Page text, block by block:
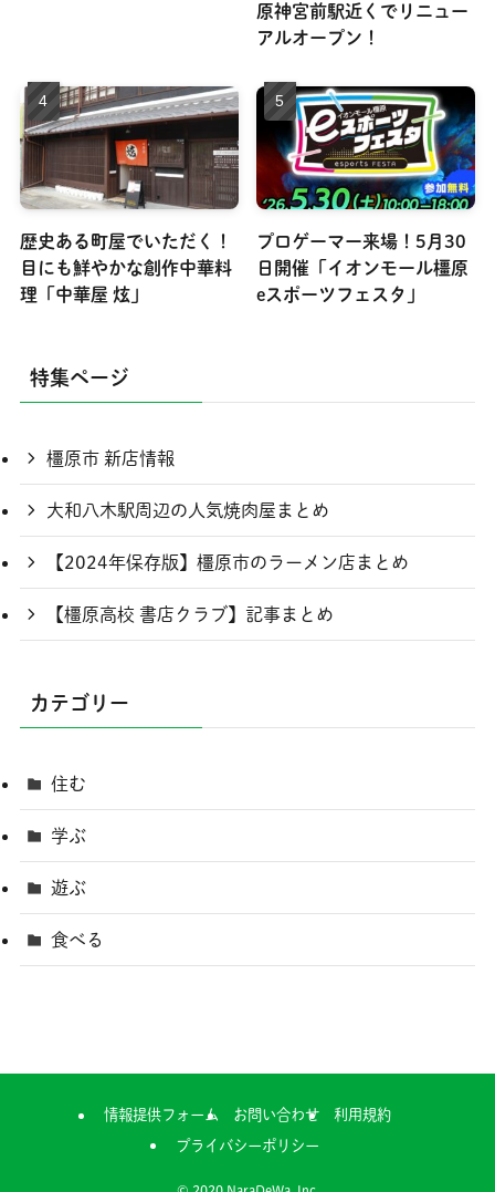
原神宮前駅近くでリニュー
アルオープン！
歴史ある町屋でいただく！
目にも鮮やかな創作中華料
理「中華屋 炫」
プロゲーマー来場！5月30
日開催「イオンモール橿原
eスポーツフェスタ」
特集ページ
橿原市 新店情報
大和八木駅周辺の人気焼肉屋まとめ
【2024年保存版】橿原市のラーメン店まとめ
【橿原高校 書店クラブ】記事まとめ
カテゴリー
住む
学ぶ
遊ぶ
食べる
情報提供フォーム お問い合わせ
利用規約
プライバシーポリシー